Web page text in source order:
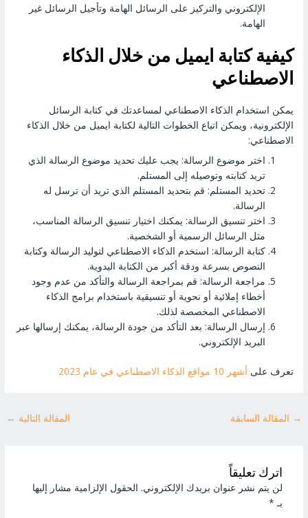
الإلكتروني والتركيز على الرسائل الهامة وتأجيل الرسائل غير
الهامة.
كيفية كتابة ايميل من خلال الذكاء
الاصطناعي
يمكن استخدام الذكاء الاصطناعي لمساعدتك في كتابة الرسائل
الإلكترونية، ويمكن اتباع الخطوات التالية لكتابة ايميل من خلال الذكاء
الاصطناعي:
اختر موضوع الرسالة: يجب عليك تحديد موضوع الرسالة الذي
تريد كتابته وتوصيله إلى المستلم.
تحديد المستلم: قم بتحديد المستلم الذي تريد أن ترسل له
الرسالة.
اختر تنسيق الرسالة: يمكنك اختيار تنسيق الرسالة المناسب،
مثل الرسائل الرسمية أو الشخصية.
كتابة الرسالة: استخدم الذكاء الاصطناعي لتوليد الرسالة وكتابة
النصوص بسرعة ودقة أكبر من الكتابة اليدوية.
مراجعة الرسالة: قم بمراجعة الرسالة والتأكد من عدم وجود
أخطاء إملائية أو نحوية أو تنسيقية باستخدام برامج الذكاء
الاصطناعي المخصصة لذلك.
إرسال الرسالة: بعد التأكد من جودة الرسالة، يمكنك إرسالها عبر
البريد الإلكتروني.
تعرف على أشهر 10 مواقع الذكاء الاصطناعي في عام 2023
→ المقالة السابقة المقالة التالية ←
اترك تعليقاً
لن يتم نشر عنوان بريدك الإلكتروني. الحقول الإلزامية مشار إليها
بـ *